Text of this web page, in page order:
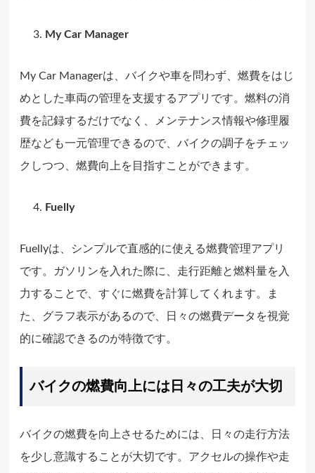
My Car Manager
My Car Managerは、バイクや車を問わず、燃費をはじ
めとした車両の管理を支援するアプリです。燃料の消
費を記録するだけでなく、メンテナンス情報や修理履
歴なども一元管理できるので、バイクの調子をチェッ
クしつつ、燃費向上を目指すことができます。
Fuelly
Fuellyは、シンプルで直感的に使える燃費管理アプリ
です。ガソリンを入れた際に、走行距離と燃料量を入
力することで、すぐに燃費を計算してくれます。ま
た、グラフ表示があるので、日々の燃費データを視覚
的に確認できるのが特徴です。
バイクの燃費向上には日々の工夫が大切
バイクの燃費を向上させるためには、日々の走行方法
を少し意識することが大切です。アクセルの操作や走